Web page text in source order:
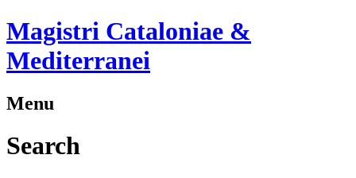
Magistri Cataloniae &
Mediterranei
Menu
Search